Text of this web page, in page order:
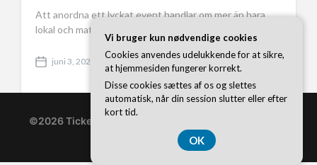
Att anordna ett lyckat event handlar om mer än bara
lokal och mat – underhållningen är ofta det som lyfter…
P
s
d
juni 3, 2026
©2026 Ticketonline.se
WordPress Themes
Vi bruger kun nødvendige cookies
Cookies anvendes udelukkende for at sikre,
at hjemmesiden fungerer korrekt.
Disse cookies sættes af os og slettes
automatisk, når din session slutter eller efter
kort tid.
OK